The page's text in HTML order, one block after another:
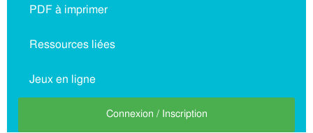
PDF à imprimer
Ressources liées
Jeux en ligne
Connexion / Inscription